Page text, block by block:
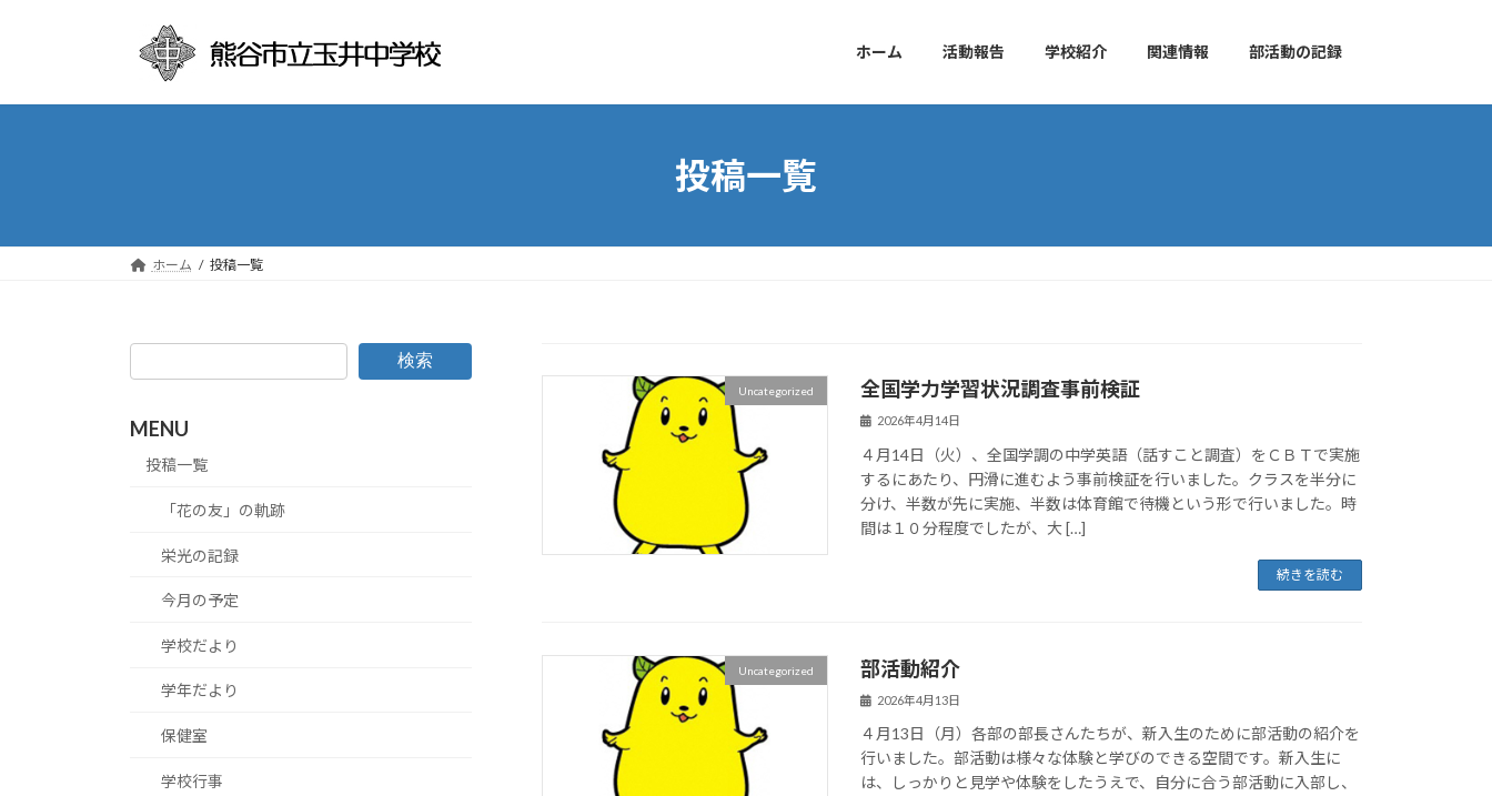
プ
動
ホーム 活動報告 学校紹介 関連情報 部活動の記録
投稿一覧
ホーム 投稿一覧
Uncategorized 全国学力学習状況調査事前検証
2026年4月14日
４月14日（火）、全国学調の中学英語（話すこと調査）をＣＢＴで実施
するにあたり、円滑に進むよう事前検証を行いました。クラスを半分に
分け、半数が先に実施、半数は体育館で待機という形で行いました。時
間は１０分程度でしたが、大 […]
続きを読む
Uncategorized 部活動紹介
2026年4月13日
４月13日（月）各部の部長さんたちが、新入生のために部活動の紹介を
行いました。部活動は様々な体験と学びのできる空間です。新入生に
は、しっかりと見学や体験をしたうえで、自分に合う部活動に入部し、
検索
MENU
投稿一覧
「花の友」の軌跡
栄光の記録
今月の予定
学校だより
学年だより
保健室
学校行事